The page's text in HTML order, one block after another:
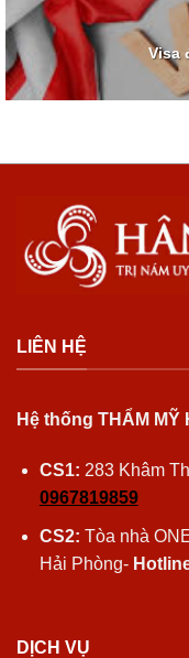
Visa
LIÊN HỆ
Hệ thống THẨM MỸ
CS1: 283 Khâm
0967819859
CS2: Tòa nhà
Hải Phòng-
DỊCH VỤ